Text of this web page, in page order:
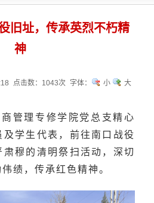
旧址，传承英烈不朽精
神
点击数： 1043次 字体： 小 大
管理专修学院党总支精心
学生代表，前往南口战役
肃穆的清明祭扫活动，深切
绩，传承红色精神。